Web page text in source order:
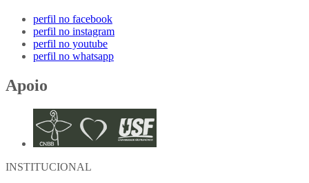
perfil no facebook
perfil no instagram
perfil no youtube
perfil no whatsapp
Apoio
INSTITUCIONAL